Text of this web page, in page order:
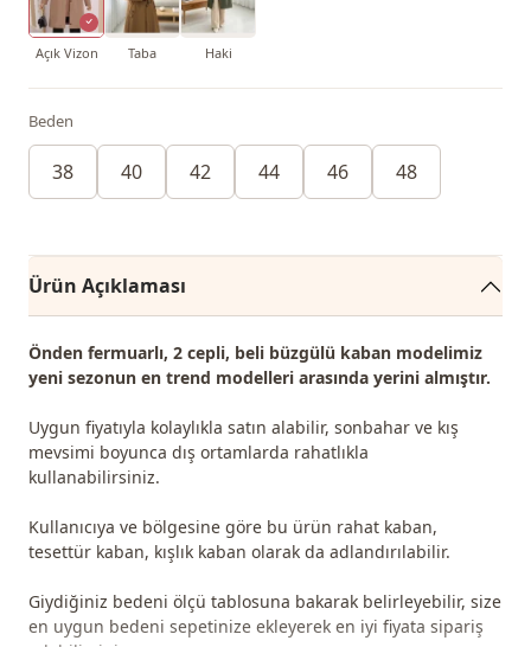
Açık Vizon Taba Haki
Beden
38 40 42 44 46 48
Ürün Açıklaması
Önden fermuarlı, 2 cepli, beli büzgülü kaban modelimiz
yeni sezonun en trend modelleri arasında yerini almıştır.
Uygun fiyatıyla kolaylıkla satın alabilir, sonbahar ve kış
mevsimi boyunca dış ortamlarda rahatlıkla
kullanabilirsiniz.
Kullanıcıya ve bölgesine göre bu ürün rahat kaban,
tesettür kaban, kışlık kaban olarak da adlandırılabilir.
Giydiğiniz bedeni ölçü tablosuna bakarak belirleyebilir, size
en uygun bedeni sepetinize ekleyerek en iyi fiyata sipariş